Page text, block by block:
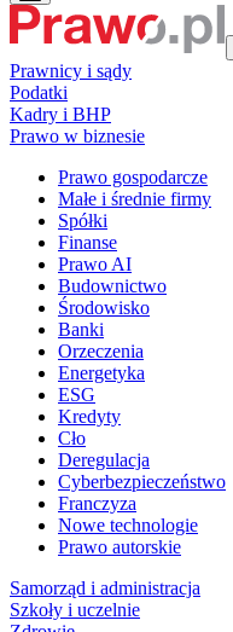
Prawnicy i sądy
Podatki
Kadry i BHP
Prawo w biznesie
Prawo gospodarcze
Małe i średnie firmy
Spółki
Finanse
Prawo AI
Budownictwo
Środowisko
Banki
Orzeczenia
Energetyka
ESG
Kredyty
Cło
Deregulacja
Cyberbezpieczeństwo
Franczyza
Nowe technologie
Prawo autorskie
Samorząd i administracja
Szkoły i uczelnie